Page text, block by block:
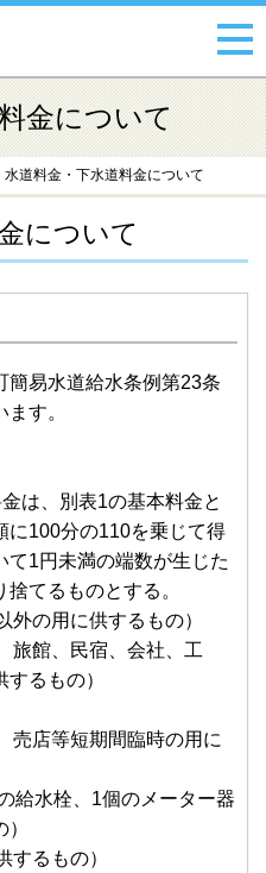
金について
水道料金・下水道料金について
について
簡易水道給水条例第23条
す。
は、別表1の基本料金と
に100分の110を乗じて得
て1円未満の端数が生じた
てるものとする。
外の用に供するもの）
旅館、民宿、会社、工
るもの）
売店等短期間臨時の用に
給水栓、1個のメーター器
するもの）